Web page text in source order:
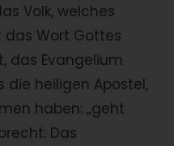
Volk, welches
Wort Gottes
das Evangelium
die heiligen Apostel,
haben: „geht
Das